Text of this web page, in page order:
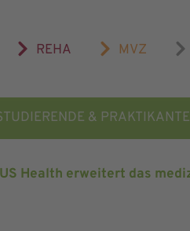
REHA MVZ
&
Health erweitert das